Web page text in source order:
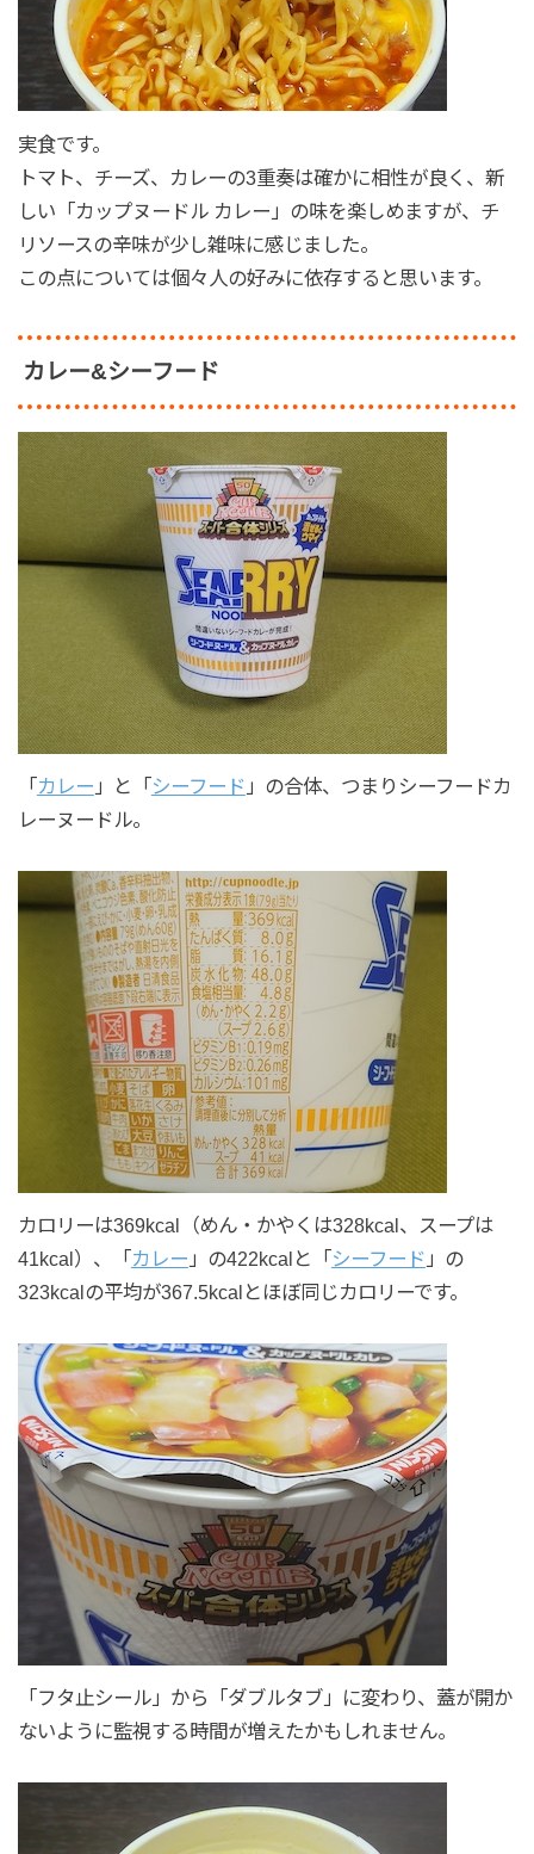
実食です。
トマト、チーズ、カレーの3重奏は確かに相性が良く、新
しい「カップヌードル カレー」の味を楽しめますが、チ
リソースの辛味が少し雑味に感じました。
この点については個々人の好みに依存すると思います。
カレー&シーフード
「 カレー 」と「 シーフード 」の合体、つまりシーフードカ
レーヌードル。
カロリーは369kcal（めん・かやくは328kcal、スープは
41kcal）、「 カレー 」の422kcalと「 シーフード 」の
323kcalの平均が367.5kcalとほぼ同じカロリーです。
「フタ止シール」から「ダブルタブ」に変わり、蓋が開か
ないように監視する時間が増えたかもしれません。